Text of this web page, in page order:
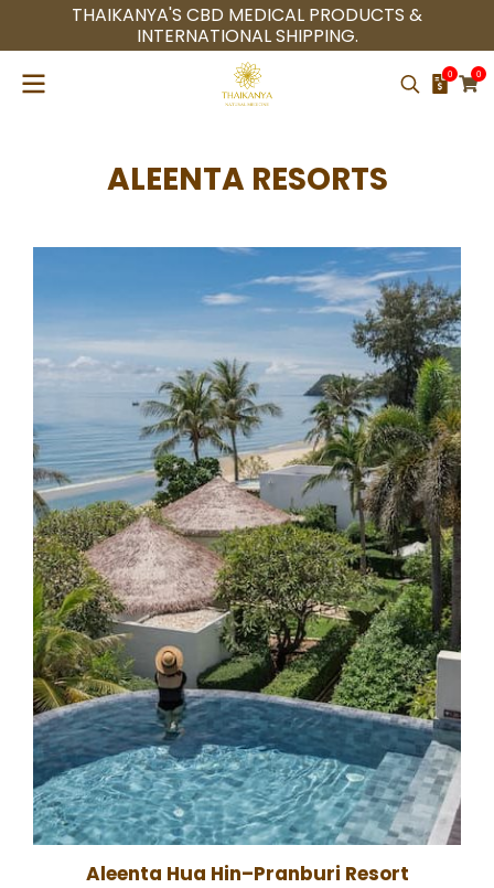
THAIKANYA'S CBD MEDICAL PRODUCTS &
INTERNATIONAL SHIPPING.
0 0
ALEENTA RESORTS
Aleenta Hua Hin–Pranburi Resort